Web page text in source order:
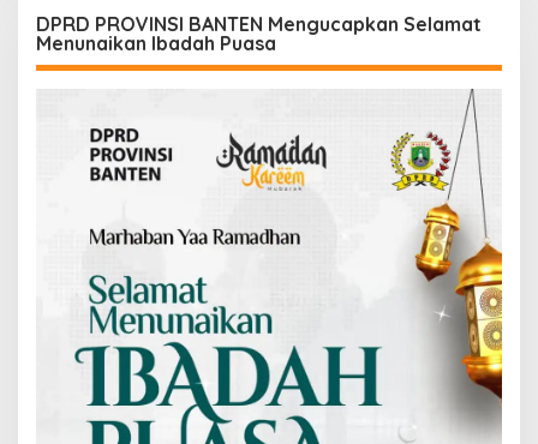
DPRD PROVINSI BANTEN Mengucapkan Selamat
Menunaikan Ibadah Puasa